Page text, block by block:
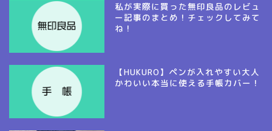
私が実際に買った無印良品のレビュ
ー記事のまとめ！チェックしてみて
ね！
【HUKURO】ペンが入れやすい大人
かわいい本当に使える手帳カバー！